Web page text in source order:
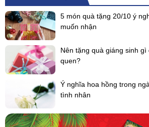
5 món quà tặng 20/10 ý
muốn nhận
Nên tặng quà giáng sinh
quen?
Ý nghĩa hoa hồng trong
tình nhân